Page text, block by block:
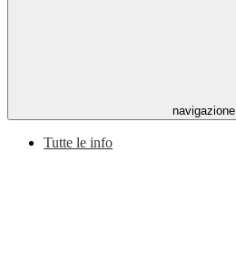
navigazione
Tutte le info